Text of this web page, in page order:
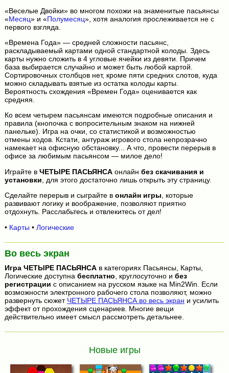
«Веселые Двойки» во многом похожи на знаменитые пасьянсы
«Месяц» и «Полумесяц», хотя аналогия прослеживается не с
первого взгляда.
«Времена Года» — средней сложности пасьянс,
раскладываемый картами одной стандартной колоды. Здесь
карты нужно сложить в 4 угловые ячейки из девяти. Причем
база выбирается случайно и может быть любой картой.
Сортировочных столбцов нет, кроме пяти средних слотов, куда
можно складывать взятые из остатка колоды карты.
Вероятность схождения «Времен Года» оценивается как
средняя.
Ко всем четырем пасьянсам имеются подробные описания и
правила (кнопочка с вопросительным знаком на нижней
панельке). Игра на очки, со статистикой и возможностью
отмены ходов. Кстати, антураж игрового стола непрозрачно
намекает на офисную обстановку... А что, провести перерыв в
офисе за любимым пасьянсом — милое дело!
Играйте в ЧЕТЫРЕ ПАСЬЯНСАонлайн без скачивания и
установки , для этого достаточно лишь открыть эту страницу.
Сделайте перерыв и сыграйте в онлайн игры, которые
развивают логику и воображение, позволяют приятно
отдохнуть. Расслабьтесь и отвлекитесь от дел!
• Карты • Логические
Во весь экран
Игра ЧЕТЫРЕ ПАСЬЯНСАв категориях Пасьянсы, Карты,
Логические доступна бесплатно , круглосуточно и без
регистрации с описанием на русском языке на Min2Win. Если
возможности электронного рабочего стола позволяют, можно
развернуть сюжет ЧЕТЫРЕ ПАСЬЯНСА во весь экран и усилить
эффект от прохождения сценариев. Многие вещи
действительно имеет смысл рассмотреть детальнее.
Новые игры